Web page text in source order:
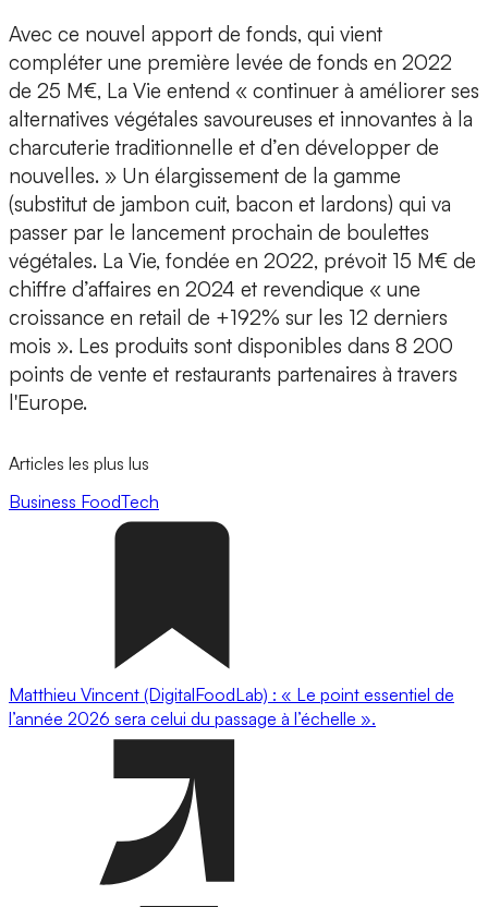
Avec ce nouvel apport de fonds, qui vient
compléter une première levée de fonds en 2022
de 25 M€, La Vie entend « continuer à améliorer ses
alternatives végétales savoureuses et innovantes à la
charcuterie traditionnelle et d’en développer de
nouvelles. » Un élargissement de la gamme
(substitut de jambon cuit, bacon et lardons) qui va
passer par le lancement prochain de boulettes
végétales. La Vie, fondée en 2022, prévoit 15 M€ de
chiffre d’affaires en 2024 et revendique « une
croissance en retail de +192% sur les 12 derniers
mois ». Les produits sont disponibles dans 8 200
points de vente et restaurants partenaires à travers
l'Europe.
Articles les plus lus
Business FoodTech
Matthieu Vincent (DigitalFoodLab) : « Le point essentiel de
l’année 2026 sera celui du passage à l’échelle ».